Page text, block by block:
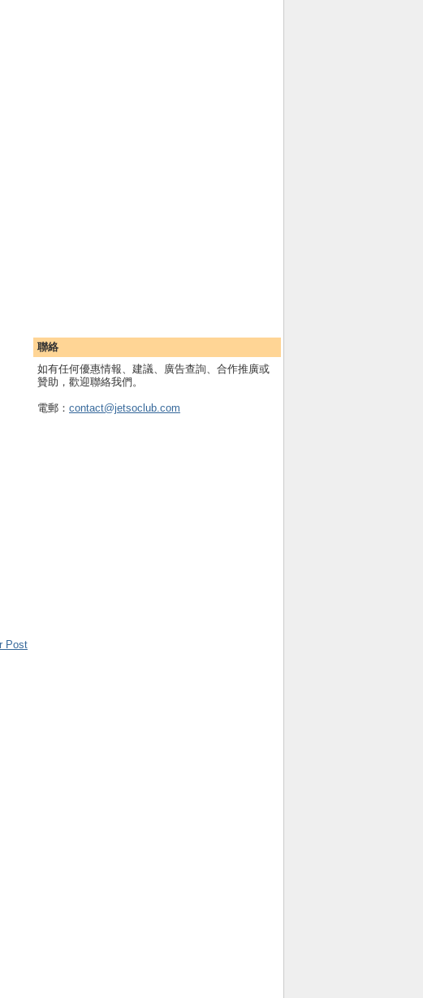
聯絡
如有任何優惠情報、建議、廣告查詢、合作推廣或
贊助，歡迎聯絡我們。
電郵： contact@jetsoclub.com
Post